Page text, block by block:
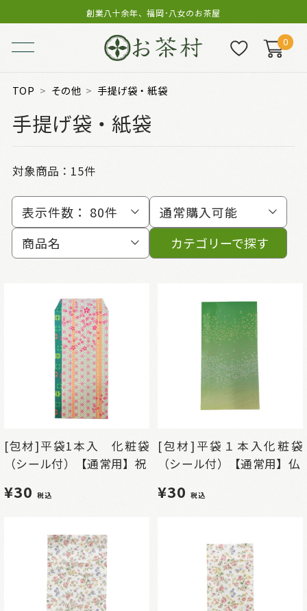
創業八十余年、福岡･八女のお茶屋
0
TOP その他 手提げ袋・紙袋
手提げ袋・紙袋
対象商品： 15件
表示件数： 80件
通常購入可能
商品名
カテゴリーで探す
[包材]平袋1本入 化粧袋
（シール付）【通常用】祝
¥30税込
[包材]平袋１本入化粧袋
（シール付）【通常用】仏
¥30税込